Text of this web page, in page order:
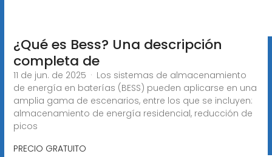
¿Qué es Bess? Una descripción
completa de
11 de jun. de 2025 · Los sistemas de almacenamiento
de energía en baterías (BESS) pueden aplicarse en una
amplia gama de escenarios, entre los que se incluyen:
almacenamiento de energía residencial, reducción de
picos
PRECIO GRATUITO